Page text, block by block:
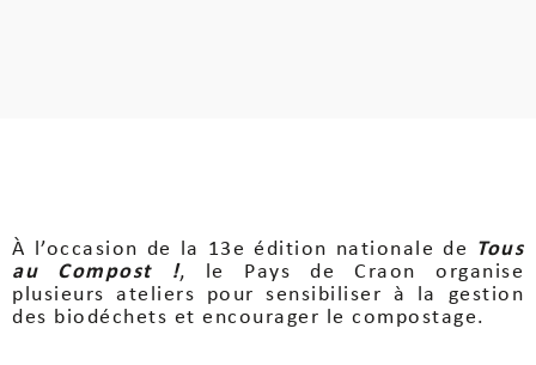
À l’occasion de la 13e édition nationale de Tous
au Compost !, le Pays de Craon organise
plusieurs ateliers pour sensibiliser à la gestion
des biodéchets et encourager le compostage.